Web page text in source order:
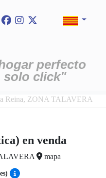
perfecto
solo click"
Reina, ZONA TALAVERA
en venda
mapa